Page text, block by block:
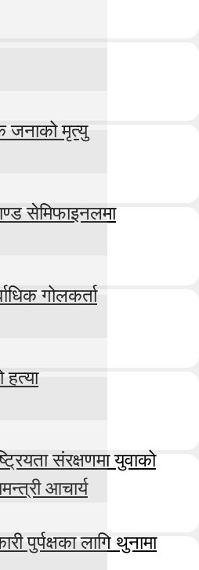
जनाको मृत्यु
सेमिफाइनलमा
गोलकर्ता
हत्या
संरक्षणमा युवाको
आचार्य
पुर्पक्षका लागि थुनामा